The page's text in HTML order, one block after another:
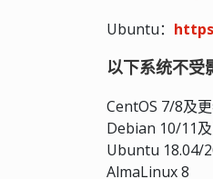
Ubuntu：
以下系统不受
CentOS 7/8及
Debian 10/11
Ubuntu 18.04/
AlmaLinux 8